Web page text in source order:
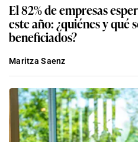
El 82% de empresas
este año: ¿quiénes y qué
beneficiados?
Maritza Saenz